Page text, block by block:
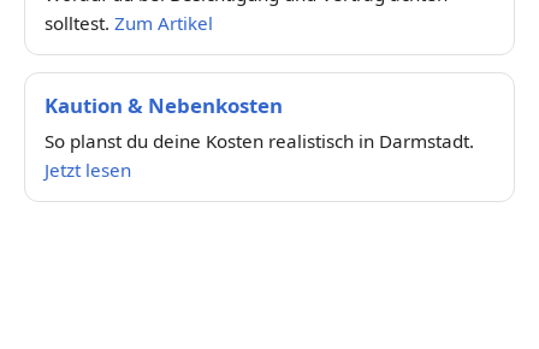
solltest. Zum Artikel
Kaution & Nebenkosten
So planst du deine Kosten realistisch in Darmstadt.
Jetzt lesen